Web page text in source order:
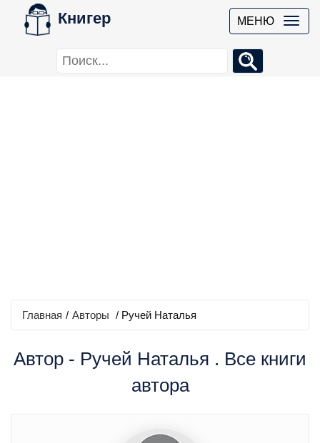
Книгер МЕНЮ
Главная / Авторы / Ручей Наталья
Автор - Ручей Наталья . Все книги
автора